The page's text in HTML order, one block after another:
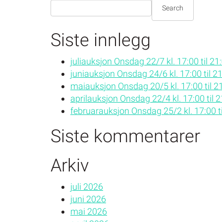
Search
Siste innlegg
juliauksjon Onsdag 22/7 kl. 17:00 til
juniauksjon Onsdag 24/6 kl. 17:00 til
maiauksjon Onsdag 20/5 kl. 17:00 til
aprilauksjon Onsdag 22/4 kl. 17:00 til
februarauksjon Onsdag 25/2 kl. 17:00
Siste kommentarer
Arkiv
juli 2026
juni 2026
mai 2026